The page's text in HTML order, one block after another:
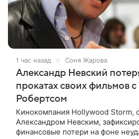
1 час назад Соня Жарова
Александр Невский
прокатах своих фильмов с
Робертсом
Кинокомпания Hollywood Storm,
Александром Невским,
финансовые потери на фоне